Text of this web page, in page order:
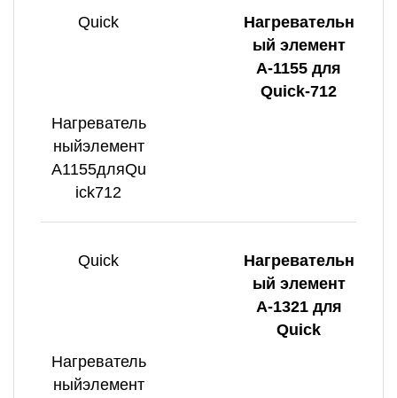
Quick
Нагревательн
ый элемент
А-1155 для
Quick-712
Нагреватель
ныйэлемент
А1155дляQu
ick712
Quick
Нагревательн
ый элемент
А-1321 для
Quick
Нагреватель
ныйэлемент